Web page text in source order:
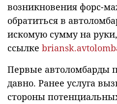
возникновения форс-
обратиться в
искомую сумму на
ссылке
Первые автоломбарды
давно. Ранее услуга
стороны